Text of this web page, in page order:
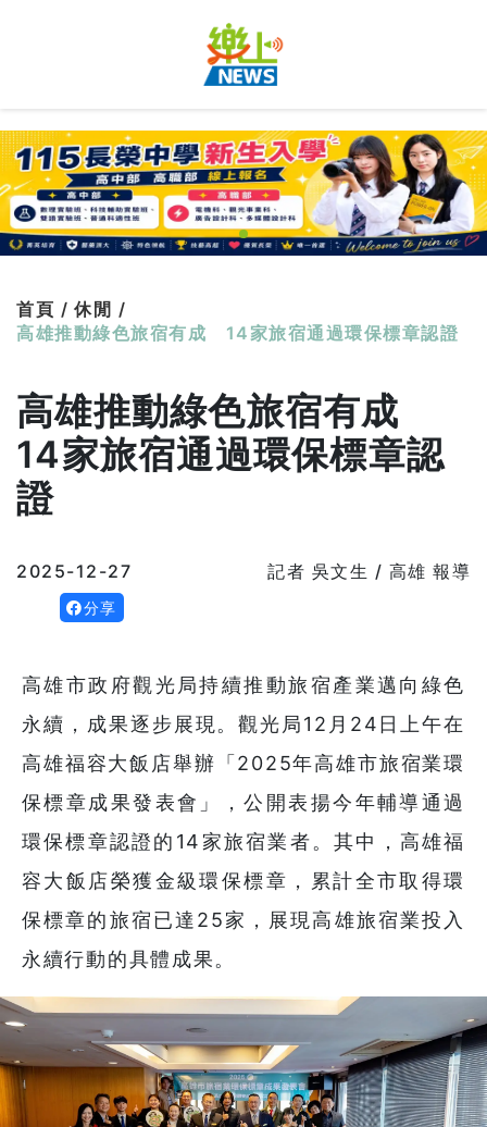
首頁 / 休閒 /
高雄推動綠色旅宿有成 14家旅宿通過環保標章認證
高雄推動綠色旅宿有成
14家旅宿通過環保標章認
證
2025-12-27 記者 吳文生 / 高雄 報導
分享
高雄市政府觀光局持續推動旅宿產業邁向綠色
永續，成果逐步展現。觀光局12月24日上午在
高雄福容大飯店舉辦「2025年高雄市旅宿業環
保標章成果發表會」，公開表揚今年輔導通過
環保標章認證的14家旅宿業者。其中，高雄福
容大飯店榮獲金級環保標章，累計全市取得環
保標章的旅宿已達25家，展現高雄旅宿業投入
永續行動的具體成果。